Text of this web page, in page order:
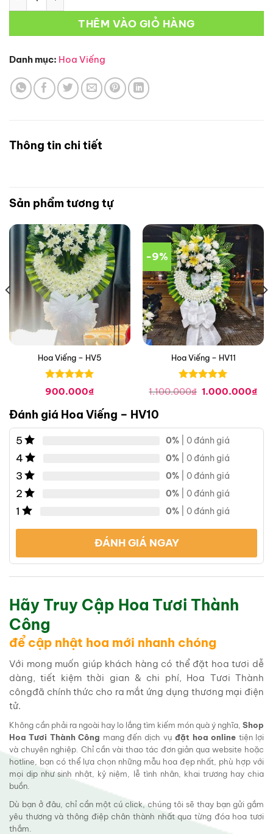
THÊM VÀO GIỎ HÀNG
Danh mục: Hoa Viếng
Thông tin chi tiết
Sản phẩm tương tự
Hoa Viếng – HV5
Được xếp
hạng0 5
900.000₫
-9%
Hoa Viếng – HV11
Được xếp
hạng 05
1.100.000₫ Giá
1.000.000₫Giá
Đánh giá Hoa Viếng – HV10
5 0% | 0 đánh giá
4 0% | 0 đánh giá
3 0% | 0 đánh giá
2 0% | 0 đánh giá
1 0% | 0 đánh giá
ĐÁNH GIÁ NGAY
Hãy Truy Cập Hoa Tươi Thành
Công
để cập nhật hoa mới nhanh chóng
Với mong muốn giúp khách hàng có thể đặt hoa tươi dễ
dàng, tiết kiệm thời gian & chi phí, Hoa Tươi Thành
côngđã chính thức cho ra mắt ứng dụng thương mại điện
tử.
Không cần phải ra ngoài hay lo lắng tìm kiếm món quà ý nghĩa, Shop
Hoa Tươi Thành Công mang đến dịch vụđặt hoa online tiện lợi
và chuyên nghiệp. Chỉ cần vài thao tác đơn giản qua website hoặc
hotline, bạn có thể lựa chọn những mẫu hoa đẹp nhất, phù hợp với
mọi dịp như sinh nhật, kỷ niệm, lễ tình nhân, khai trương hay chia
buồn.
Dù bạn ở đâu, chỉ cần một cú click, chúng tôi sẽ thay bạn gửi gắm
yêu thương và thông điệp chân thành nhất qua từng đóa hoa tươi
thắm.